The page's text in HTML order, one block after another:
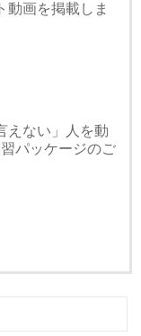
動画を掲載しま
えない」人を動
パッケージのご